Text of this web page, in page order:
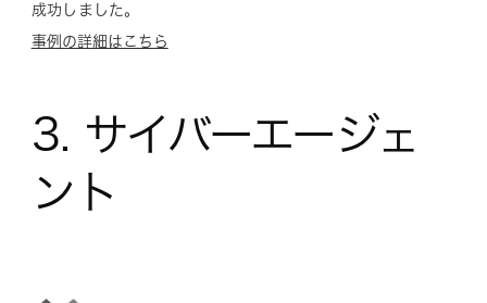
成功しました。
事例の詳細はこちら
3. サイバーエージェ
ント